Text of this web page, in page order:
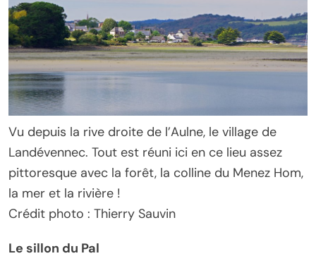
Vu depuis la rive droite de l’Aulne, le village de
Landévennec. Tout est réuni ici en ce lieu assez
pittoresque avec la forêt, la colline du Menez Hom,
la mer et la rivière !
Crédit photo : Thierry Sauvin
Le sillon du Pal